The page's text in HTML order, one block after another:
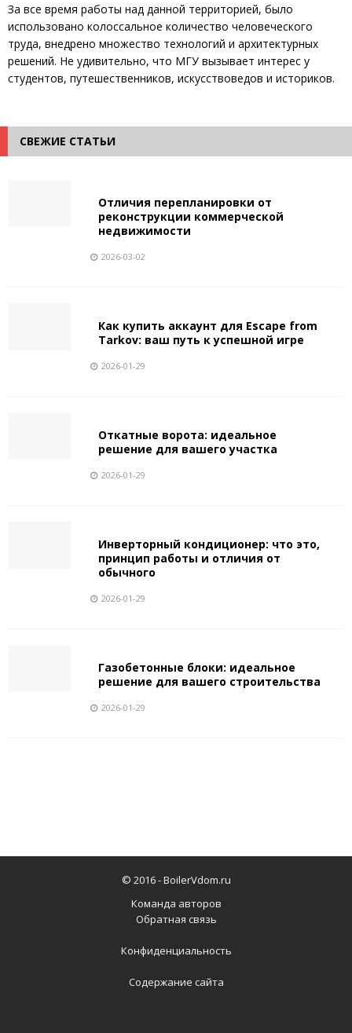
За все время работы над данной территорией, было
использовано колоссальное количество человеческого
труда, внедрено множество технологий и архитектурных
решений. Не удивительно, что МГУ вызывает интерес у
студентов, путешественников, искусствоведов и историков.
СВЕЖИЕ СТАТЬИ
Отличия перепланировки от
реконструкции коммерческой
недвижимости
2026-03-02
Как купить аккаунт для Escape from
Tarkov: ваш путь к успешной игре
2026-01-29
Откатные ворота: идеальное
решение для вашего участка
2026-01-29
Инверторный кондиционер: что это,
принцип работы и отличия от
обычного
2026-01-29
Газобетонные блоки: идеальное
решение для вашего строительства
2026-01-29
© 2016 -BoilerVdom.ru
Команда авторов
Обратная связь
Конфиденциальность
Содержание сайта